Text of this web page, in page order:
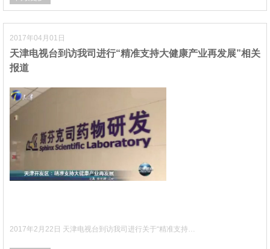
2017年04月01日
天津电视台到访我司进行“精准支持大健康产业再发展”相关
报道
2017年2月22日 天津电视台到访我司进行关于“精准支持…